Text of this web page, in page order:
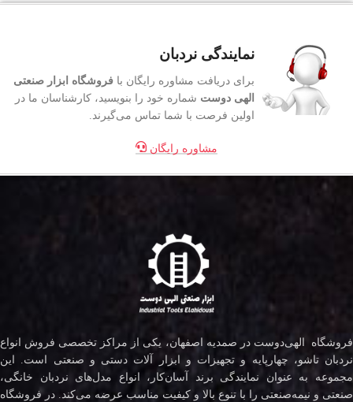
نمایندگی نردبان
برای دریافت مشاوره رایگان با فروشگاه ابزار صنعتی
الهی دوست شماره خود را بنویسید، کارشناسان ما در
اولین فرصت با شما تماس می‌گیرند.
مشاوره رایگان
فروشگاه الهی‌دوست در صمدیه اصفهان، یکی از مراکز تخصصی فروش انواع
نردبان تاشو، چهارپایه و تجهیزات و ابزار آلات دستی و صنعتی است. این
مجموعه به عنوان نمایندگی برند آسان‌کار، انواع مدل‌های نردبان خانگی،
صنعتی و نیمه‌صنعتی را با تنوع بالا و کیفیت مناسب عرضه می‌کند. در فروشگاه